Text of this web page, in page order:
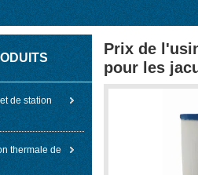
de station
thermale de
Prix de
pour les